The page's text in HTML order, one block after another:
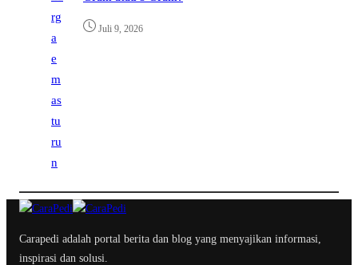
Juli 9, 2026
Carapedi adalah portal berita dan blog yang menyajikan informasi,
inspirasi dan solusi.